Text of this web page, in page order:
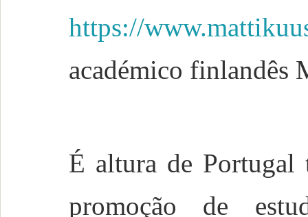
https://
académico finlandês
É altura de Portugal
promoção de